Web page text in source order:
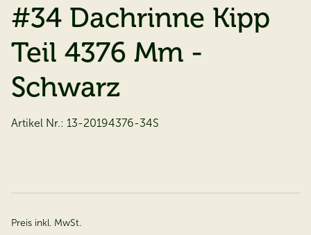
#34 Dachrinne Kipp
Teil 4376 Mm -
Schwarz
Artikel Nr.: 13-20194376-34S
Preis inkl. MwSt.